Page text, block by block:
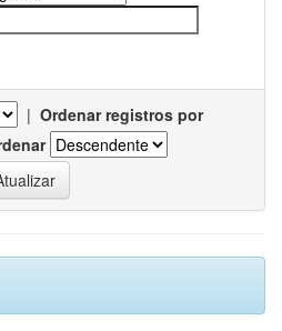
| Ordenar registros por